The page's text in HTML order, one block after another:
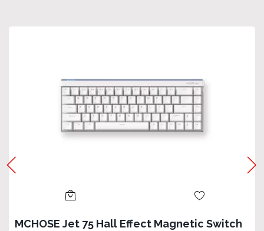
MCHOSE Jet 75 Hall Effect Magnetic Switch